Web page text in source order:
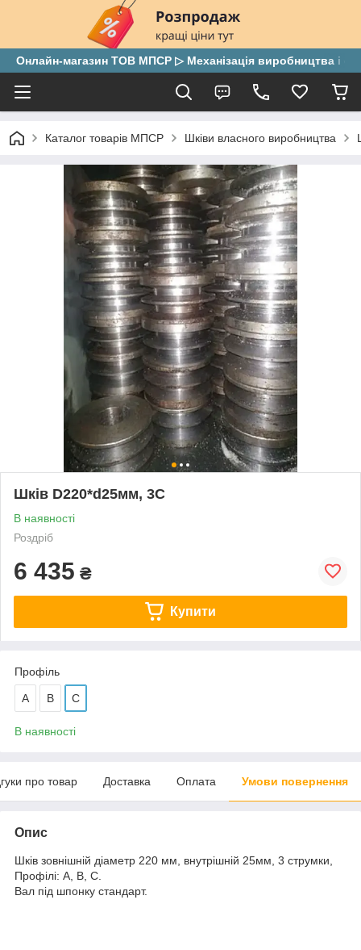
Онлайн-магазин ТОВ МПСР ▷ Механізація виробництва і
Каталог товарів МПСР Шківи власного виробництва
Шків D220*d25мм, 3С
В наявності
Роздріб
6 435 ₴
Купити
Профіль
А В С
В наявності
про товар Доставка Оплата Умови повернення
Опис
Шків зовнішній діаметр 220 мм, внутрішній 25мм, 3 струмки,
Профілі: А, В, С.
Вал під шпонку стандарт.